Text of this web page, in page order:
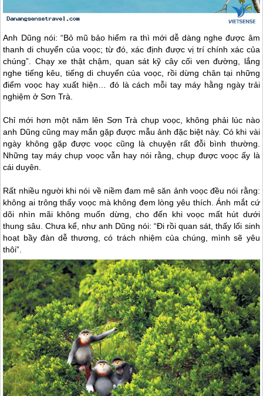
Anh Dũng nói: “Bỏ mũ bảo hiểm ra thì mới dễ dàng nghe được âm
thanh di chuyển của voọc; từ đó, xác định được vị trí chính xác của
chúng”. Chạy xe thật chậm, quan sát kỹ cây cối ven đường, lắng
nghe tiếng kêu, tiếng di chuyển của voọc, rồi dừng chân tại những
điểm voọc hay xuất hiện… đó là cách mỗi tay máy hằng ngày trải
nghiệm ở Sơn Trà.
Chỉ mới hơn một năm lên Sơn Trà chụp voọc, không phải lúc nào
anh Dũng cũng may mắn gặp được mẫu ảnh đặc biệt này. Có khi vài
ngày không gặp được voọc cũng là chuyện rất đỗi bình thường.
Những tay máy chụp voọc vẫn hay nói rằng, chụp được voọc ấy là
cái duyên.
Rất nhiều người khi nói về niềm đam mê săn ảnh voọc đều nói rằng:
không ai trông thấy voọc mà không đem lòng yêu thích. Ánh mắt cứ
dõi nhìn mãi không muốn dừng, cho đến khi voọc mất hút dưới
thung sâu. Chưa kể, như anh Dũng nói: “Đi rồi quan sát, thấy lối sinh
hoạt bầy đàn dễ thương, có trách nhiệm của chúng, mình sẽ yêu
thôi”.